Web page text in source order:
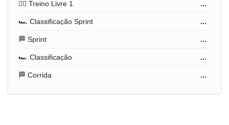
🏋️‍♂️ Treino Livre 1 ...
🏎️ Classificação Sprint ...
🏁 Sprint ...
🏎️ Classificação ...
🏁 Corrida ...